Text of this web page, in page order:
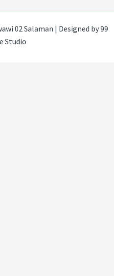
02 Salaman | Designed by 99
Studio